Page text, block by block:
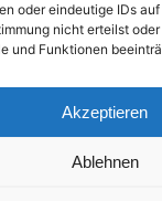
oder eindeutige IDs
nicht erteilst
und Funktionen
Akzeptieren
Ablehnen
April 2019